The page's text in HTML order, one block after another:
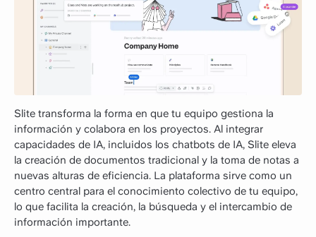
Slite transforma la forma en que tu equipo gestiona la
información y colabora en los proyectos. Al integrar
capacidades de IA, incluidos los chatbots de IA, Slite eleva
la creación de documentos tradicional y la toma de notas a
nuevas alturas de eficiencia. La plataforma sirve como un
centro central para el conocimiento colectivo de tu equipo,
lo que facilita la creación, la búsqueda y el intercambio de
información importante.